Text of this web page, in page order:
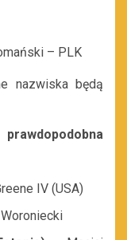
– PLK
nazwiska będą
IV (USA)